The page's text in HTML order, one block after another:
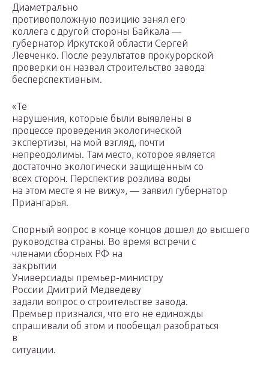
Диаметрально
противоположную позицию занял его
коллега с другой стороны Байкала —
губернатор Иркутской области Сергей
Левченко. После результатов прокурорской
проверки он назвал строительство завода
бесперспективным.
«Те
нарушения, которые были выявлены в
процессе проведения экологической
экспертизы, на мой взгляд, почти
непреодолимы. Там место, которое является
достаточно экологически защищенным со
всех сторон. Перспектив розлива воды
на этом месте я не вижу», — заявил губернатор
Приангарья.
Спорный вопрос в конце концов дошел до высшего
руководства страны. Во время встречи с
членами сборных РФ на
закрытии
Универсиады премьер-министру
России Дмитрий Медведеву
задали вопрос о строительстве завода.
Премьер признался, что его не единожды
спрашивали об этом и пообещал разобраться
в
ситуации.